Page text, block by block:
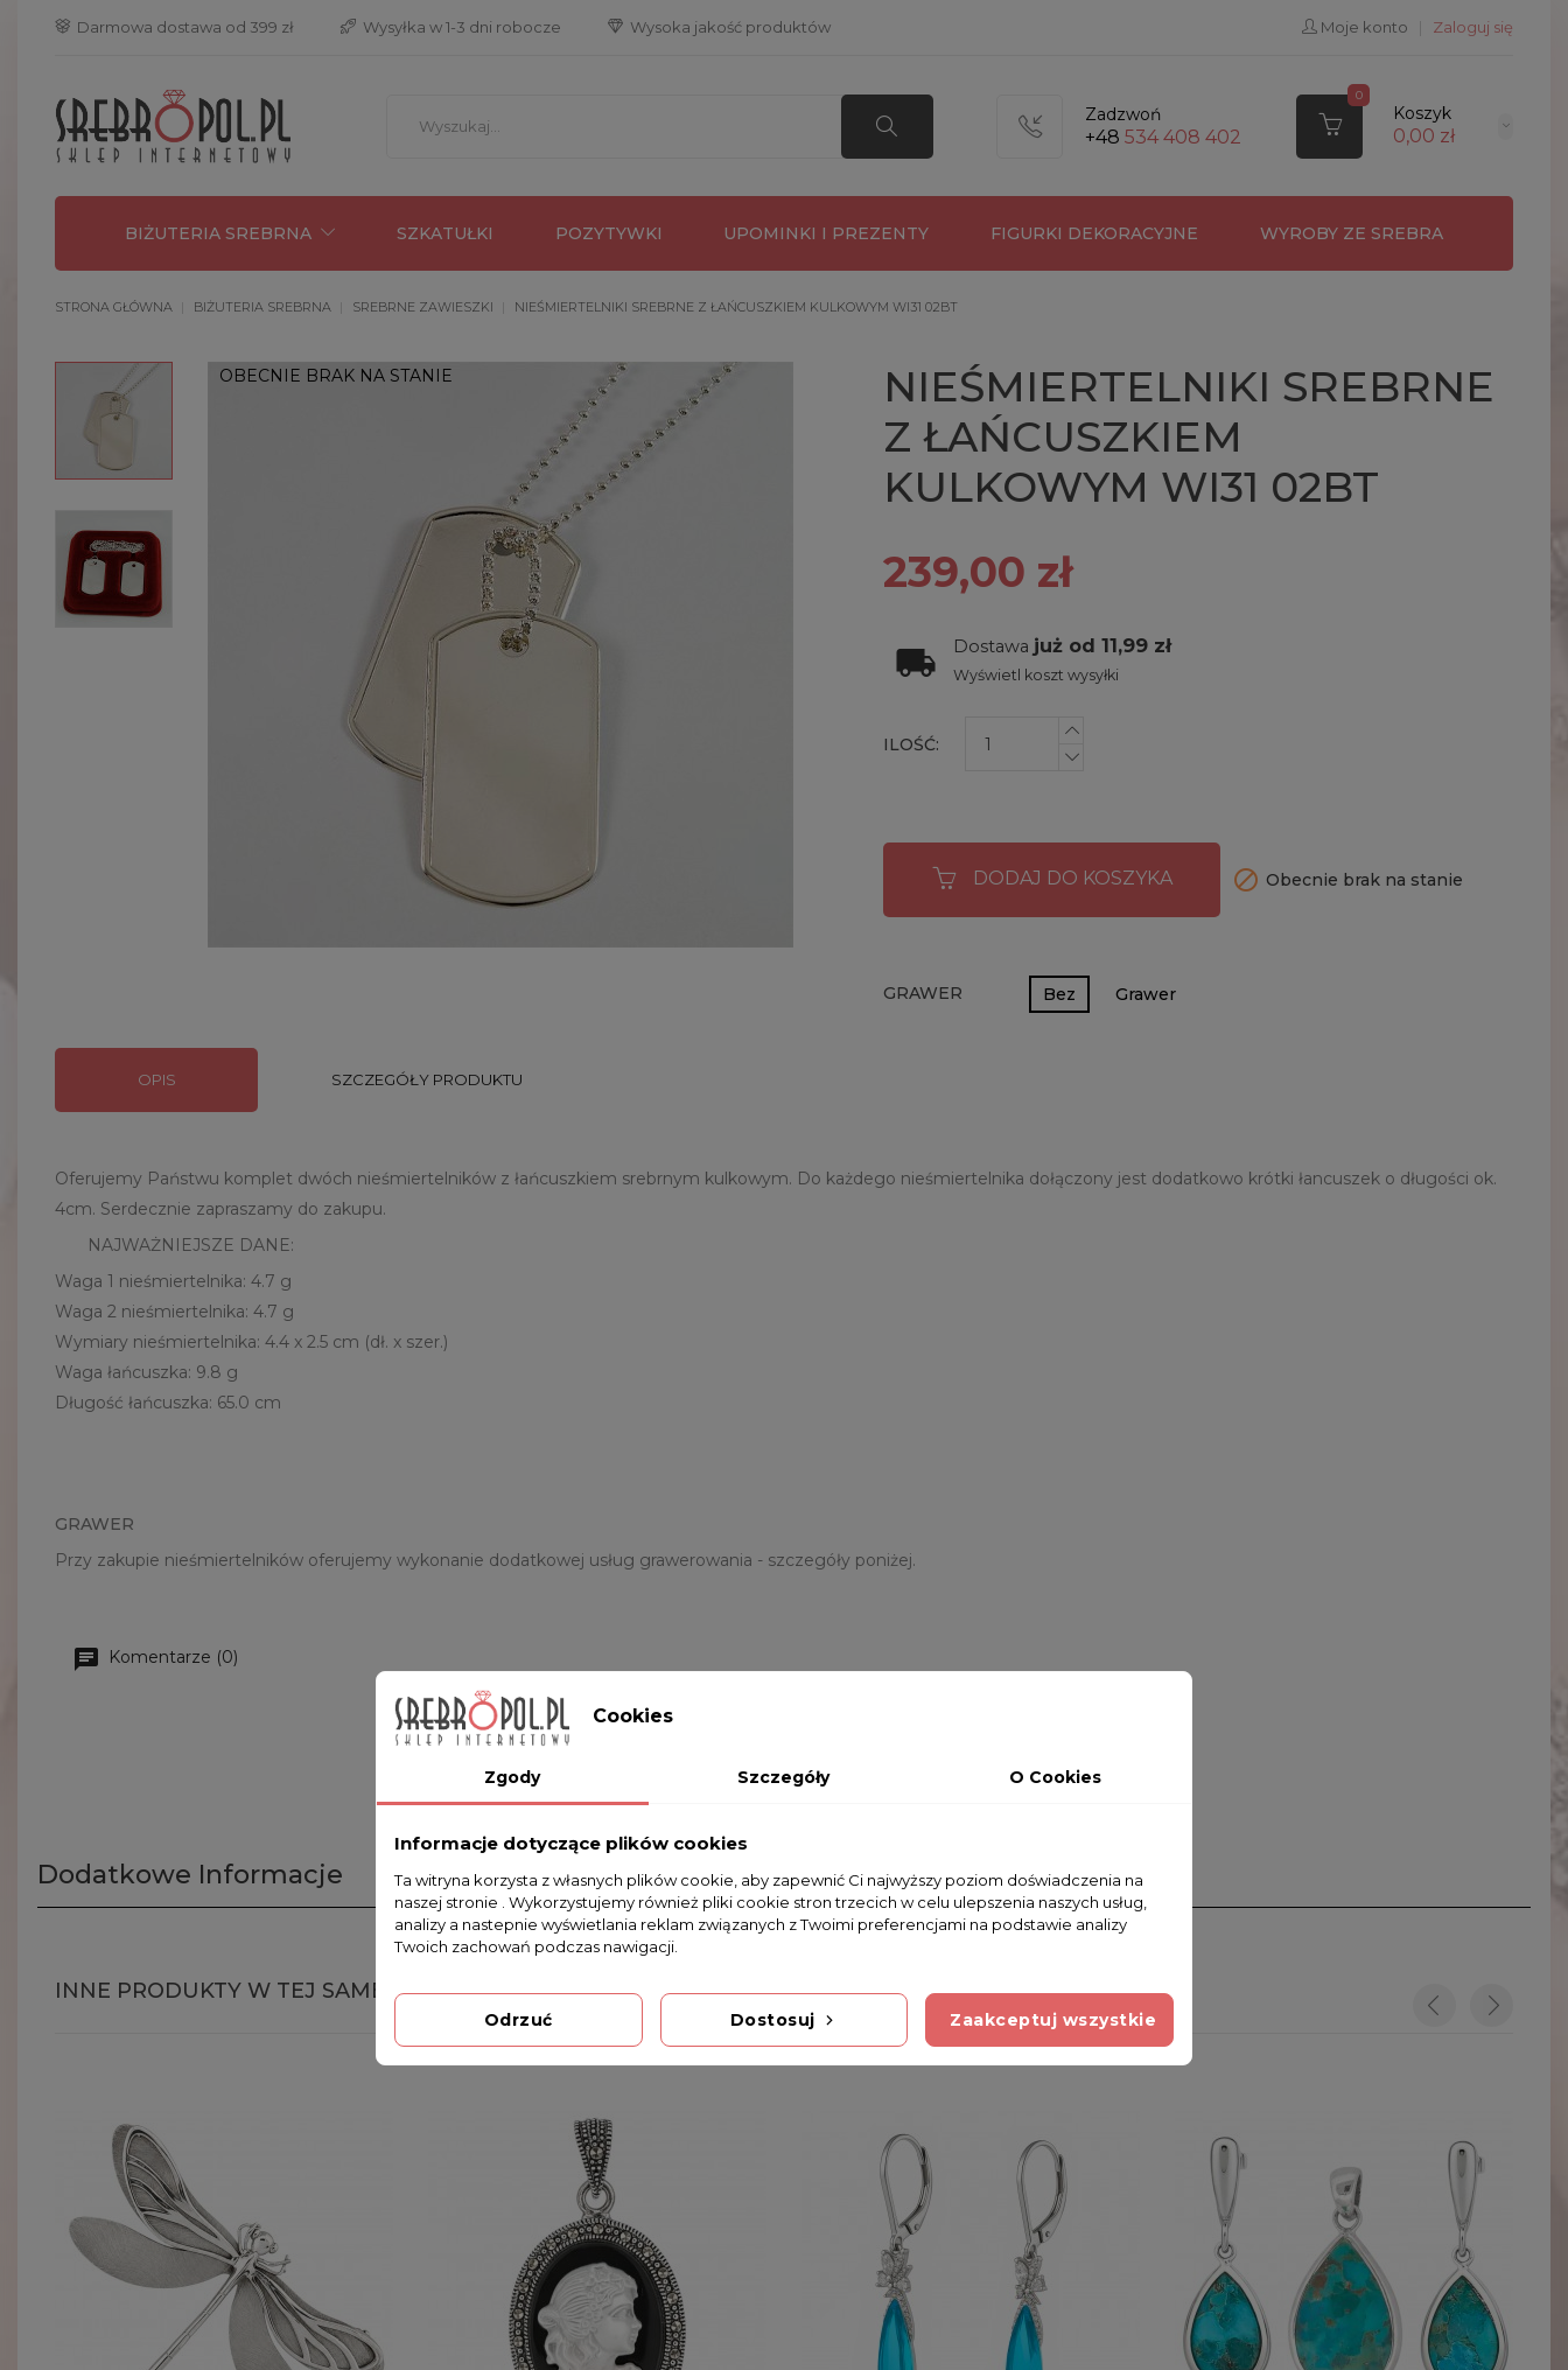
 Darmowa dostawa od 399 zł  Wysyłka w 1-3 dni robocze  Wysoka jakość produktów Moje konto Zaloguj się
Zadzwoń
+48 534 408 402
0
Koszyk
0,00 zł
BIŻUTERIA SREBRNA SZKATUŁKI POZYTYWKI UPOMINKI I PREZENTY FIGURKI DEKORACYJNE WYROBY ZE SREBRA
STRONA GŁÓWNA BIŻUTERIA SREBRNA SREBRNE ZAWIESZKI NIEŚMIERTELNIKI SREBRNE Z ŁAŃCUSZKIEM KULKOWYM WI31 02BT
OBECNIE BRAK NA STANIE
NIEŚMIERTELNIKI SREBRNE
Z ŁAŃCUSZKIEM
KULKOWYM WI31 02BT
239,00 zł
Dostawa już od 11,99 zł
Wyświetl koszt wysyłki
ILOŚĆ:
DODAJ DO KOSZYKA  Obecnie brak na stanie
GRAWER Bez Grawer
OPIS SZCZEGÓŁY PRODUKTU
Oferujemy Państwu komplet dwóch nieśmiertelników z łańcuszkiem srebrnym kulkowym. Do każdego nieśmiertelnika dołączony jest dodatkowo krótki łancuszek o długości ok.
4cm. Serdecznie zapraszamy do zakupu.
NAJWAŻNIEJSZE DANE:
Waga 1 nieśmiertelnika: 4.7 g
Waga 2 nieśmiertelnika: 4.7 g
Wymiary nieśmiertelnika: 4.4 x 2.5 cm (dł. x szer.)
Waga łańcuszka: 9.8 g
Długość łańcuszka: 65.0 cm
GRAWER
Przy zakupie nieśmiertelników oferujemy wykonanie dodatkowej usług grawerowania - szczegóły poniżej.
Komentarze (0)
Dodatkowe Informacje
INNE PRODUKTY W TEJ SAMEJ KATEGORII
Cookies
Zgody Szczegóły O Cookies
Informacje dotyczące plików cookies
Ta witryna korzysta z własnych plików cookie, aby zapewnić Ci najwyższy poziom doświadczenia na
naszej stronie . Wykorzystujemy również pliki cookie stron trzecich w celu ulepszenia naszych usług,
analizy a nastepnie wyświetlania reklam związanych z Twoimi preferencjami na podstawie analizy
Twoich zachowań podczas nawigacji.
Odrzuć Dostosuj Zaakceptuj wszystkie